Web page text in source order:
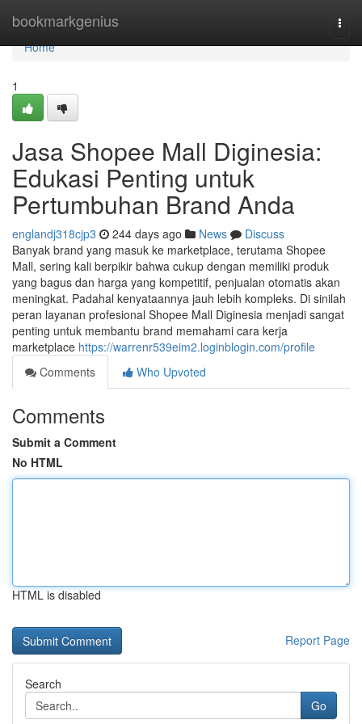
bookmarkgenius
Home
Home
1
Jasa Shopee Mall Diginesia:
Edukasi Penting untuk
Pertumbuhan Brand Anda
englandj318cjp3 244 days ago News
Discuss
Banyak brand yang masuk ke marketplace, terutama Shopee
Mall, sering kali berpikir bahwa cukup dengan memiliki produk
yang bagus dan harga yang kompetitif, penjualan otomatis akan
meningkat. Padahal kenyataannya jauh lebih kompleks. Di sinilah
peran layanan profesional Shopee Mall Diginesia menjadi sangat
penting untuk membantu brand memahami cara kerja
marketplace https://warrenr539eim2.loginblogin.com/profile
Comments
Who Upvoted
Comments
Submit a Comment
No HTML
HTML is disabled
Report Page
Search
Go